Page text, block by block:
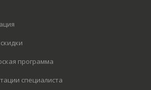
программа
специалиста